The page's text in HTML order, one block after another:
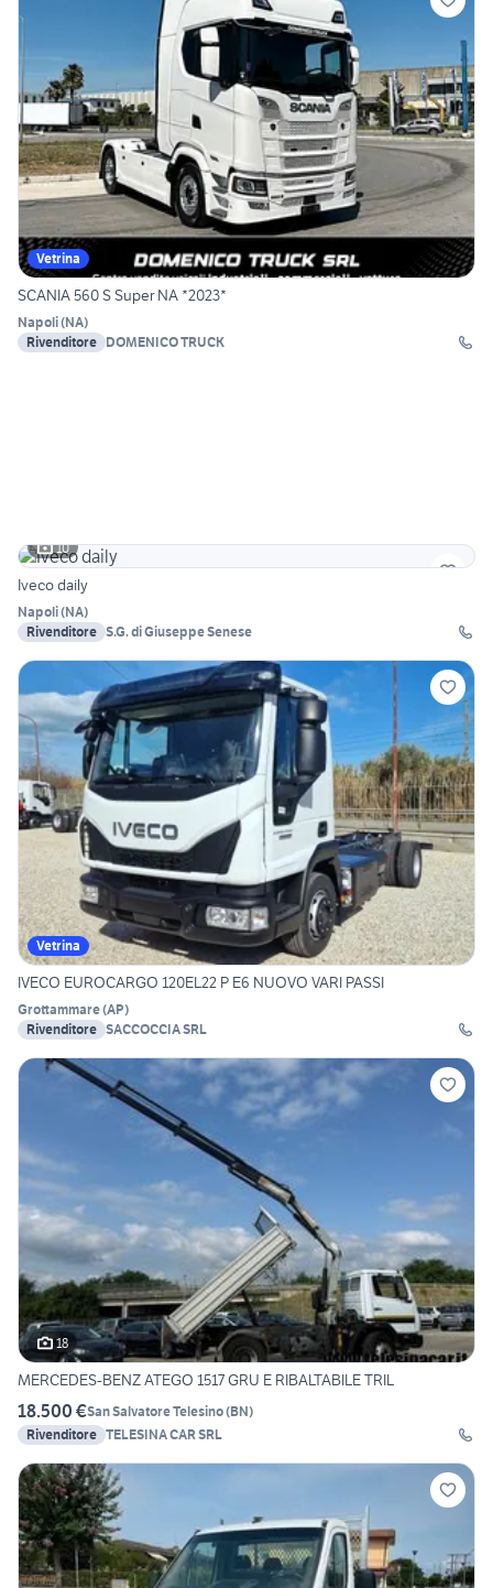
Vetrina
SCANIA 560 S Super NA *2023*
Napoli(NA)
Rivenditore DOMENICO TRUCK
10
Iveco daily
Napoli(NA)
Rivenditore S.G. di Giuseppe Senese
Vetrina
IVECO EUROCARGO 120EL22 P E6 NUOVO VARI PASSI
Grottammare(AP)
Rivenditore SACCOCCIA SRL
18
MERCEDES-BENZ ATEGO 1517 GRU E RIBALTABILE TRIL
18.500 €San Salvatore Telesino(BN)
Rivenditore TELESINA CAR SRL